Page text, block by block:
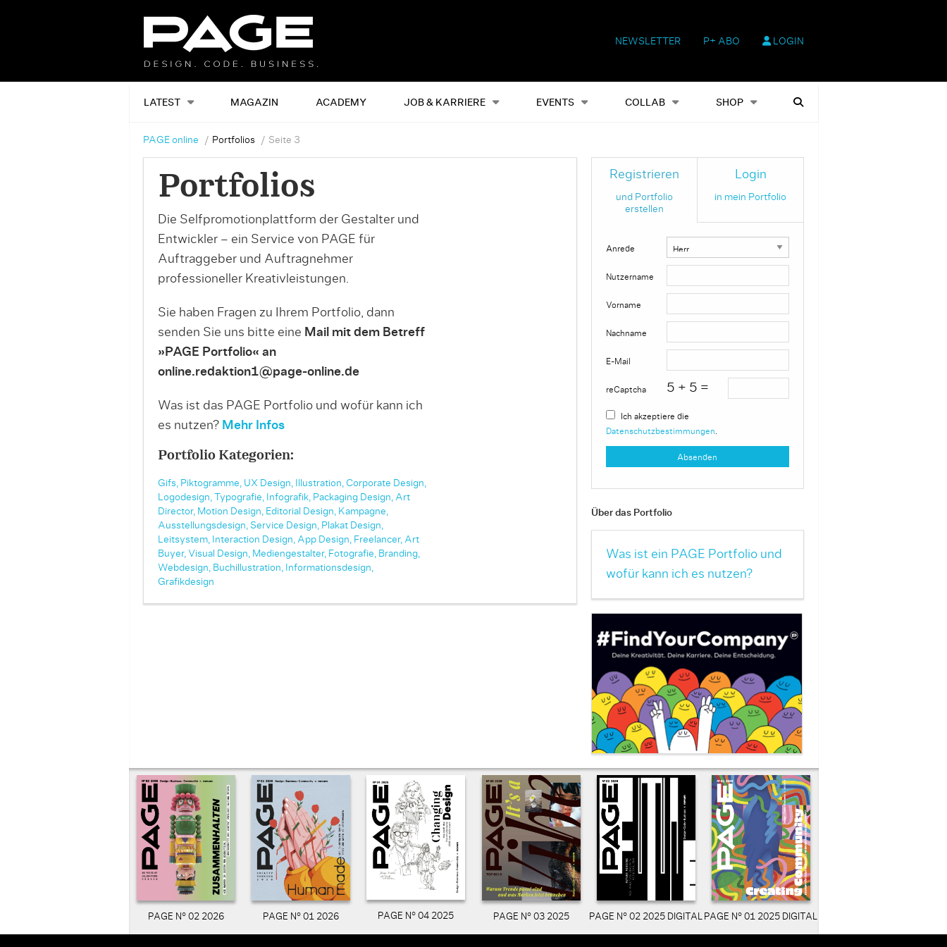
NEWSLETTER P+ ABO LOGIN
LATEST MAGAZIN ACADEMY JOB & KARRIERE EVENTS COLLAB SHOP
Alles Events Shop Heftausgaben Suchen
PAGE online Portfolios Seite 3
Portfolios
Die Selfpromotionplattform der Gestalter und
Entwickler – ein Service von PAGE für
Auftraggeber und Auftragnehmer
professioneller Kreativleistungen.
Sie haben Fragen zu Ihrem Portfolio, dann
senden Sie uns bitte eine Mail mit dem Betreff
»PAGE Portfolio« an
online.redaktion1@page-online.de
Was ist das PAGE Portfolio und wofür kann ich
es nutzen? Mehr Infos
Portfolio Kategorien:
Gifs, Piktogramme, UX Design, Illustration, Corporate Design,
Logodesign,
Typografie, Infografik, Packaging Design, Art
Director, Motion Design, Editorial Design, Kampagne,
Ausstellungsdesign, Service Design, Plakat Design,
Leitsystem,
Interaction Design, App Design, Freelancer, Art
Buyer, Visual Design, Mediengestalter, Fotografie, Branding,
Webdesign, Buchillustration,
Informationsdesign,
Grafikdesign
Registrieren
und Portfolio
erstellen
Login
in mein Portfolio
Anrede
Nutzername
Vorname
Nachname
E-Mail
reCaptcha 5 + 5 =
Ich akzeptiere die
Datenschutzbestimmungen
Über das Portfolio
Was ist ein PAGE Portfolio und
wofür kann ich es nutzen?
PAGE N° 02 2026 PAGE N° 01 2026 PAGE N° 04 2025 PAGE N° 03 2025 PAGE N° 02 2025 DIGITAL PAGE N° 01 2025 DIGITAL